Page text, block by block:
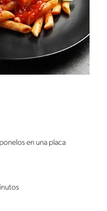
en una placa